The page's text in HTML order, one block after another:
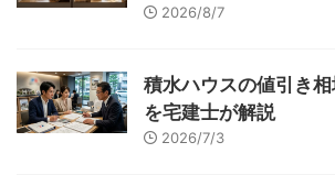
2026/8/7
積水ハウスの値引き
を宅建士が解説
2026/7/3